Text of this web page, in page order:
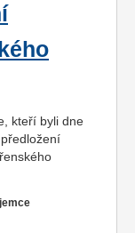
kteří byli dne